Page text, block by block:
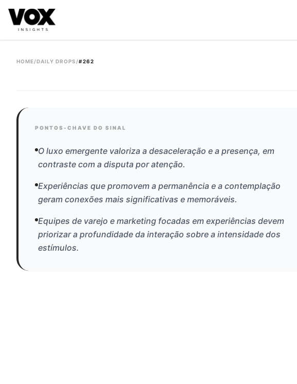
A direção estratégica é liderada por Vanessa Caldas e a operação
HOME/DAILY DROPS /#262
PONTOS-CHAVE DO SINAL
O luxo emergente valoriza a desaceleração e a presença, em
contraste com a disputa por atenção.
Experiências que promovem a permanência e a contemplação
geram conexões mais significativas e memoráveis.
Equipes de varejo e marketing focadas em experiências devem
priorizar a profundidade da interação sobre a intensidade dos
estímulos.